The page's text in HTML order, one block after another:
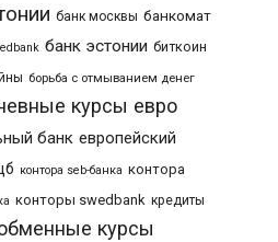
банк москвы банкомат
банк эстонии биткоин
борьба с отмыванием денег
курсы евро
банк европейский
контора seb-банка контора
конторы swedbank кредиты
курсы